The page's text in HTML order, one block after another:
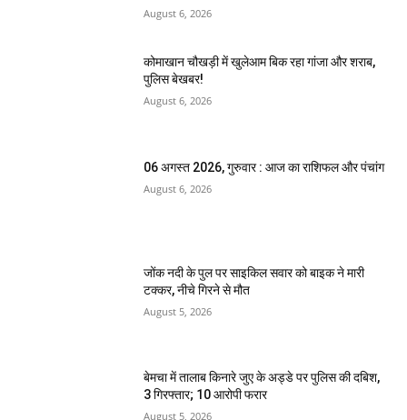
August 6, 2026
कोमाखान चौखड़ी में खुलेआम बिक रहा गांजा और शराब,
पुलिस बेखबर!
August 6, 2026
06 अगस्त 2026, गुरुवार : आज का राशिफल और पंचांग
August 6, 2026
जोंक नदी के पुल पर साइकिल सवार को बाइक ने मारी
टक्कर, नीचे गिरने से मौत
August 5, 2026
बेमचा में तालाब किनारे जुए के अड्डे पर पुलिस की दबिश,
3 गिरफ्तार; 10 आरोपी फरार
August 5, 2026